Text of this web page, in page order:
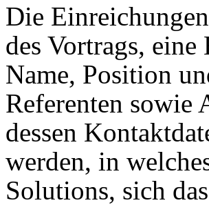
Die
des Vortrags,
Name, Position
Referenten sowie
dessen
werden, in
Solutions, sich